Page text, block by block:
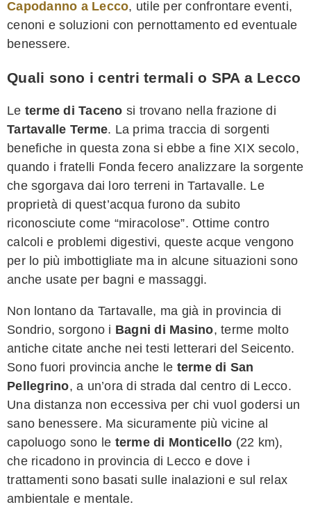
Capodanno a Lecco, utile per confrontare eventi,
cenoni e soluzioni con pernottamento ed eventuale
benessere.
Quali sono i centri termali o SPA a Lecco
Le terme di Taceno si trovano nella frazione di
Tartavalle Terme. La prima traccia di sorgenti
benefiche in questa zona si ebbe a fine XIX secolo,
quando i fratelli Fonda fecero analizzare la sorgente
che sgorgava dai loro terreni in Tartavalle. Le
proprietà di quest’acqua furono da subito
riconosciute come “miracolose”. Ottime contro
calcoli e problemi digestivi, queste acque vengono
per lo più imbottigliate ma in alcune situazioni sono
anche usate per bagni e massaggi.
Non lontano da Tartavalle, ma già in provincia di
Sondrio, sorgono i Bagni di Masino, terme molto
antiche citate anche nei testi letterari del Seicento.
Sono fuori provincia anche le terme di San
Pellegrino, a un’ora di strada dal centro di Lecco.
Una distanza non eccessiva per chi vuol godersi un
sano benessere. Ma sicuramente più vicine al
capoluogo sono le terme di Monticello (22 km),
che ricadono in provincia di Lecco e dove i
trattamenti sono basati sulle inalazioni e sul relax
ambientale e mentale.